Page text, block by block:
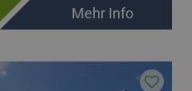
Mehr Info